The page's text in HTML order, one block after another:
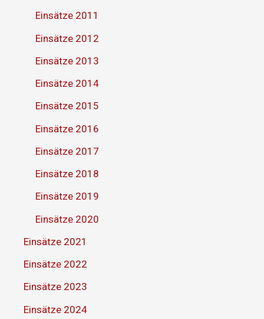
Einsätze 2011
Einsätze 2012
Einsätze 2013
Einsätze 2014
Einsätze 2015
Einsätze 2016
Einsätze 2017
Einsätze 2018
Einsätze 2019
Einsätze 2020
Einsätze 2021
Einsätze 2022
Einsätze 2023
Einsätze 2024